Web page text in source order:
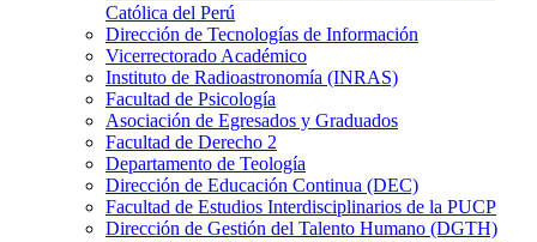
Católica del Perú
Dirección de Tecnologías de Información
Vicerrectorado Académico
Instituto de Radioastronomía (INRAS)
Facultad de Psicología
Asociación de Egresados y Graduados
Facultad de Derecho 2
Departamento de Teología
Dirección de Educación Continua (DEC)
Facultad de Estudios Interdisciplinarios de la PUCP
Dirección de Gestión del Talento Humano (DGTH)